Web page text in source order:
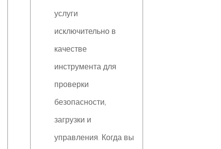
услуги
исключительно в
качестве
инструмента для
проверки
безопасности,
загрузки и
управления. Когда вы